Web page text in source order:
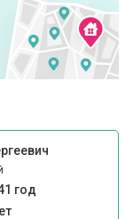
год